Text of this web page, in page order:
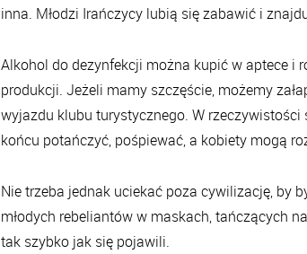
inna. Młodzi Irańczycy lubią się zabawić i
Alkohol do dezynfekcji można kupić w aptece i
produkcji. Jeżeli mamy szczęście, możemy
wyjazdu klubu turystycznego. W
końcu potańczyć, pośpiewać, a kobiety mogą
Nie trzeba jednak uciekać poza cywilizację, by
młodych rebeliantów w maskach, tańczących
tak szybko jak się pojawili.